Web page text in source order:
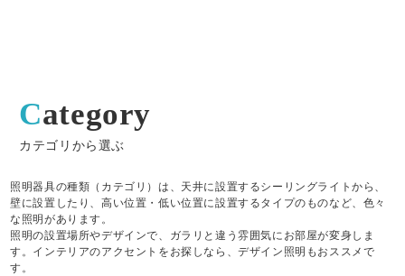
Category
カテゴリから選ぶ
照明器具の種類（カテゴリ）は、天井に設置するシーリングライトから、
壁に設置したり、高い位置・低い位置に設置するタイプのものなど、色々
な照明があります。
照明の設置場所やデザインで、ガラリと違う雰囲気にお部屋が変身しま
す。インテリアのアクセントをお探しなら、デザイン照明もおススメで
す。